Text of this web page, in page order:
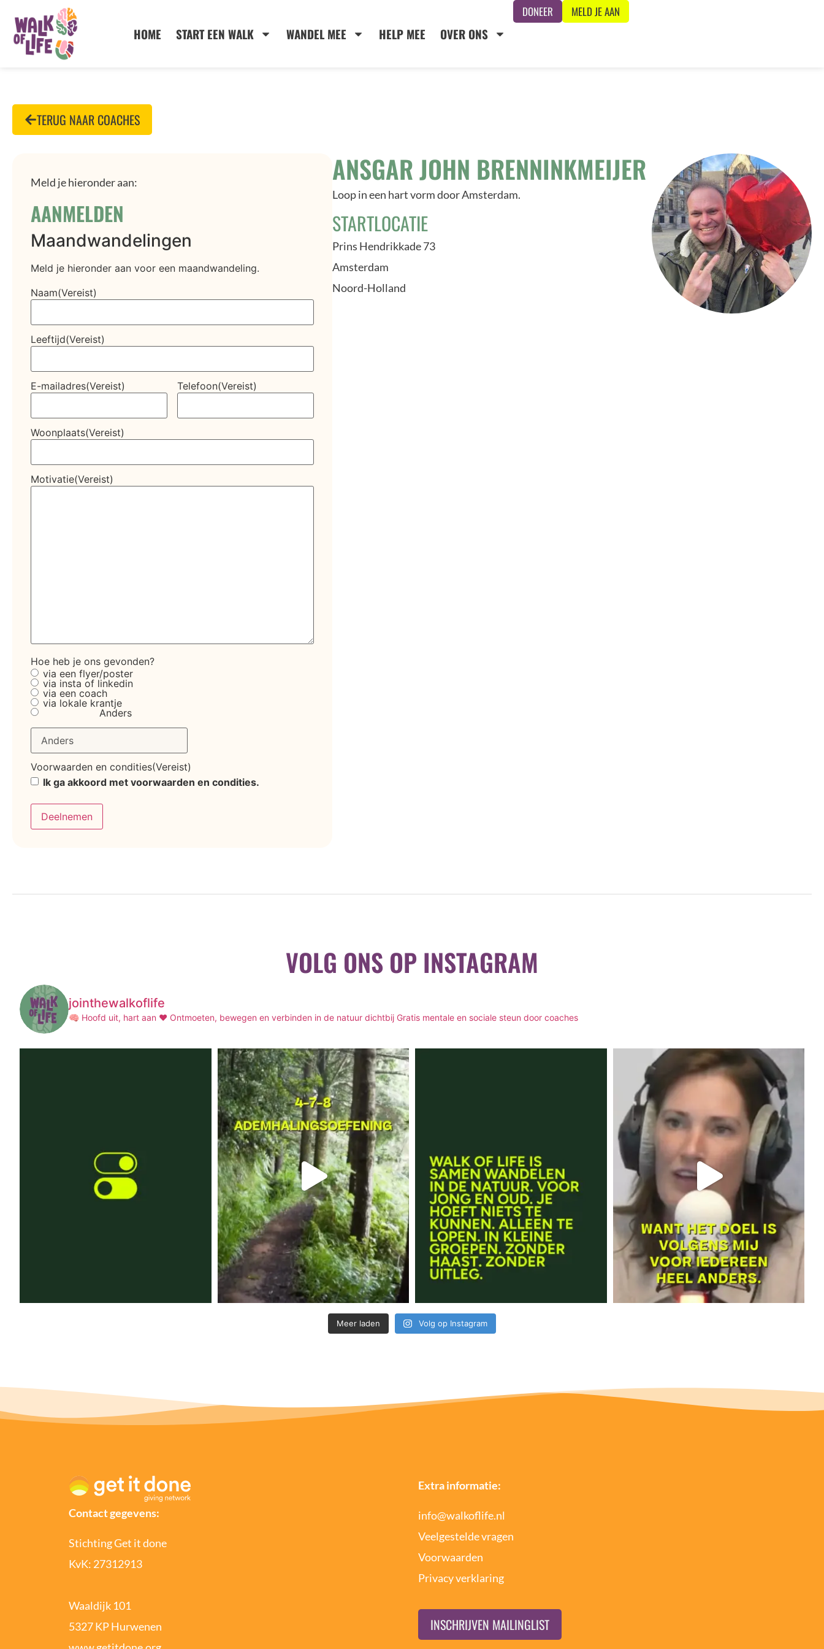
HOME START EEN WALK WANDEL MEE HELP MEE OVER ONS
DONEER MELD JE AAN
TERUG NAAR COACHES
Meld je hieronder aan:
AANMELDEN
Maandwandelingen
Meld je hieronder aan voor een maandwandeling.
Naam(Vereist)
Leeftijd(Vereist)
E-mailadres(Vereist) Telefoon(Vereist)
Woonplaats(Vereist)
Motivatie(Vereist)
Hoe heb je ons gevonden?
via een flyer/poster
via insta of linkedin
via een coach
via lokale krantje
Anders
Voorwaarden en condities(Vereist)
Ik ga akkoord met voorwaarden en condities.
Deelnemen
ANSGAR JOHN BRENNINKMEIJER
Loop in een hart vorm door Amsterdam.
STARTLOCATIE
Prins Hendrikkade 73
Amsterdam
Noord-Holland
VOLG ONS OP INSTAGRAM
jointhewalkoflife
🧠 Hoofd uit, hart aan ❤️ Ontmoeten, bewegen en verbinden in de natuur dichtbij Gratis mentale en sociale steun door coaches
Meer laden Volg op Instagram
Contact gegevens:
Stichting Get it done
KvK: 27312913
Waaldijk 101
5327 KP Hurwenen
Extra informatie:
info@walkoflife.nl
Veelgestelde vragen
Voorwaarden
Privacy verklaring
INSCHRIJVEN MAILINGLIST